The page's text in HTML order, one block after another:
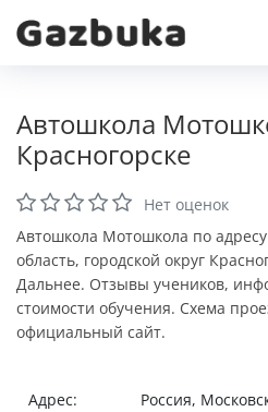
Автошкола
Красногорске
Нет оценок
Автошкола Мотошкола по
область, городской округ
Дальнее. Отзывы учеников,
стоимости обучения. Схема
официальный сайт.
Адрес:
Россия,